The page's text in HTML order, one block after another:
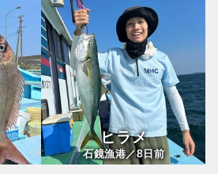
ヒラメ
石鏡漁港／8日前